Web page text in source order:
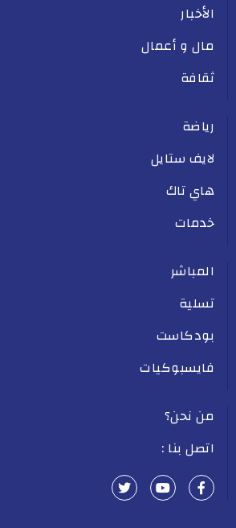
الأخبار
مال و أعمال
ثقافة
رياضة
لايف ستايل
هاي تاك
خدمات
المباشر
تسلية
بودكاست
فايسبوكيات
من نحن؟
اتصل بنا :